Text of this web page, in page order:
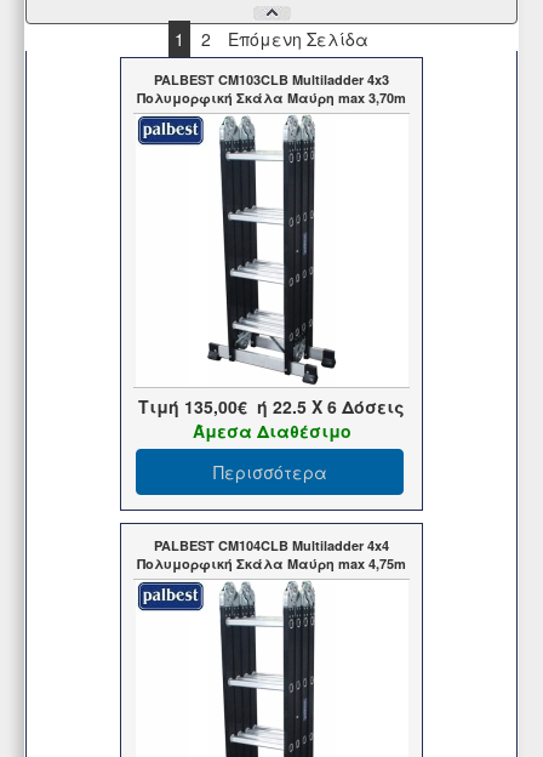
1 2 Επόμενη Σελίδα
PALBEST CM103CLB Multiladder 4x3
Πολυμορφική Σκάλα Μαύρη max 3,70m
Τιμή 135,00€ ή 22.5 X 6 Δόσεις
Άμεσα Διαθέσιμο
Περισσότερα
PALBEST CM104CLB Multiladder 4x4
Πολυμορφική Σκάλα Μαύρη max 4,75m